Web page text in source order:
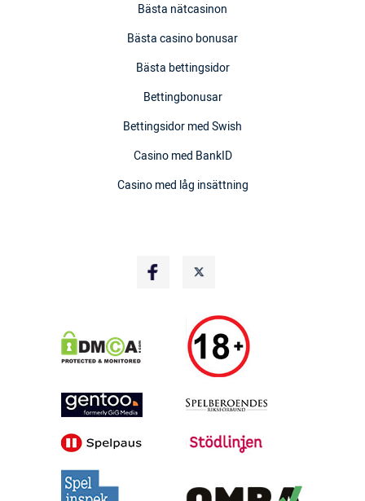
Bästa nätcasinon
Bästa casino bonusar
Bästa bettingsidor
Bettingbonusar
Bettingsidor med Swish
Casino med BankID
Casino med låg insättning